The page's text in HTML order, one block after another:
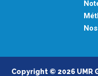
Copyright © 2026 UMR